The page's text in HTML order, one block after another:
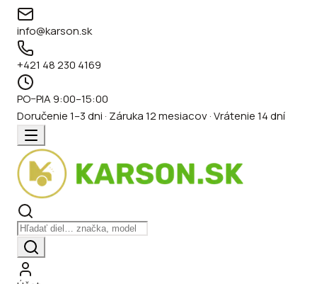
info@karson.sk
+421 48 230 4169
PO–PIA 9:00–15:00
Doručenie 1–3 dni · Záruka 12 mesiacov · Vrátenie 14 dní